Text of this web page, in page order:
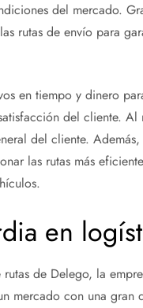
del mercado.
rutas de envío para
en tiempo y dinero
del cliente. Al
del cliente.
las rutas más
en
de Delego, la
mercado con una